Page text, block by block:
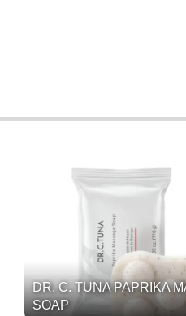
DR. C. TUNA PAPRIKA
SOAP